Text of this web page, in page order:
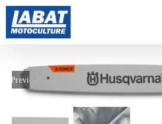
Passer
contenu
Previous